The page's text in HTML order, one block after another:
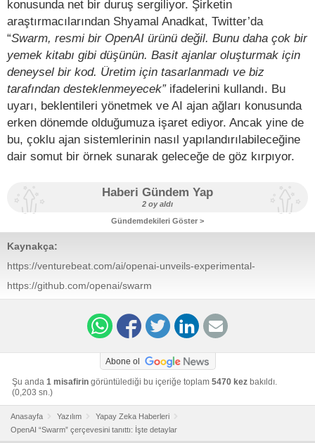
konusunda net bir duruş sergiliyor. Şirketin
araştırmacılarından Shyamal Anadkat, Twitter’da
“Swarm, resmi bir OpenAI ürünü değil. Bunu daha çok bir
yemek kitabı gibi düşünün. Basit ajanlar oluşturmak için
deneysel bir kod. Üretim için tasarlanmadı ve biz
tarafından desteklenmeyecek”ifadelerini kullandı. Bu
uyarı, beklentileri yönetmek ve AI ajan ağları konusunda
erken dönemde olduğumuza işaret ediyor. Ancak yine de
bu, çoklu ajan sistemlerinin nasıl yapılandırılabileceğine
dair somut bir örnek sunarak geleceğe de göz kırpıyor.
Haberi Gündem Yap
2 oy aldı
Gündemdekileri Göster >
Kaynakça:
https://venturebeat.com/ai/openai-unveils-experimental-
automation/
https://github.com/openai/swarm
Abone ol
Şu anda 1 misafirin görüntülediği bu içeriğe toplam 5470 kez bakıldı.
(0,203 sn.)
Anasayfa Yazılım
Yapay Zeka Haberleri
OpenAI “Swarm” çerçevesini tanıttı: İşte detaylar